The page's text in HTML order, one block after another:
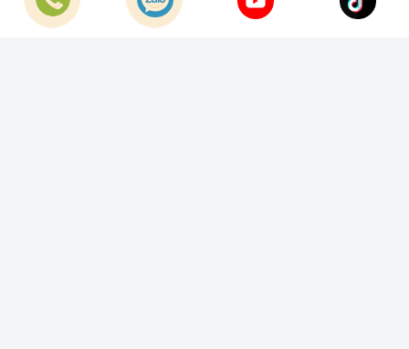
Cung cấp bởi
Sapo